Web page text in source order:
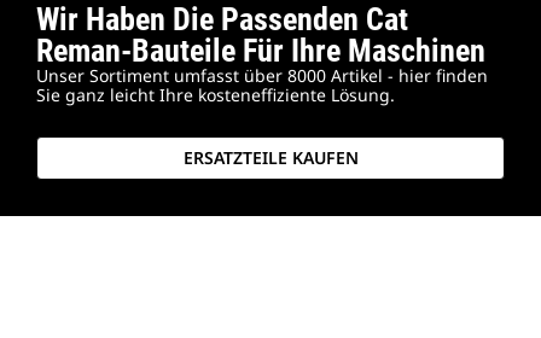
Wir Haben Die Passenden Cat
Reman-Bauteile Für Ihre Maschinen
Unser Sortiment umfasst über 8000 Artikel - hier finden
Sie ganz leicht Ihre kosteneffiziente Lösung.
ERSATZTEILE KAUFEN